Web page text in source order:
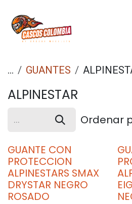
... GUANTES
ALPINESTAR
Ordenar
GUANTE CON
PROTECCION
ALPINESTARS SMAX
DRYSTAR NEGRO
ROSADO